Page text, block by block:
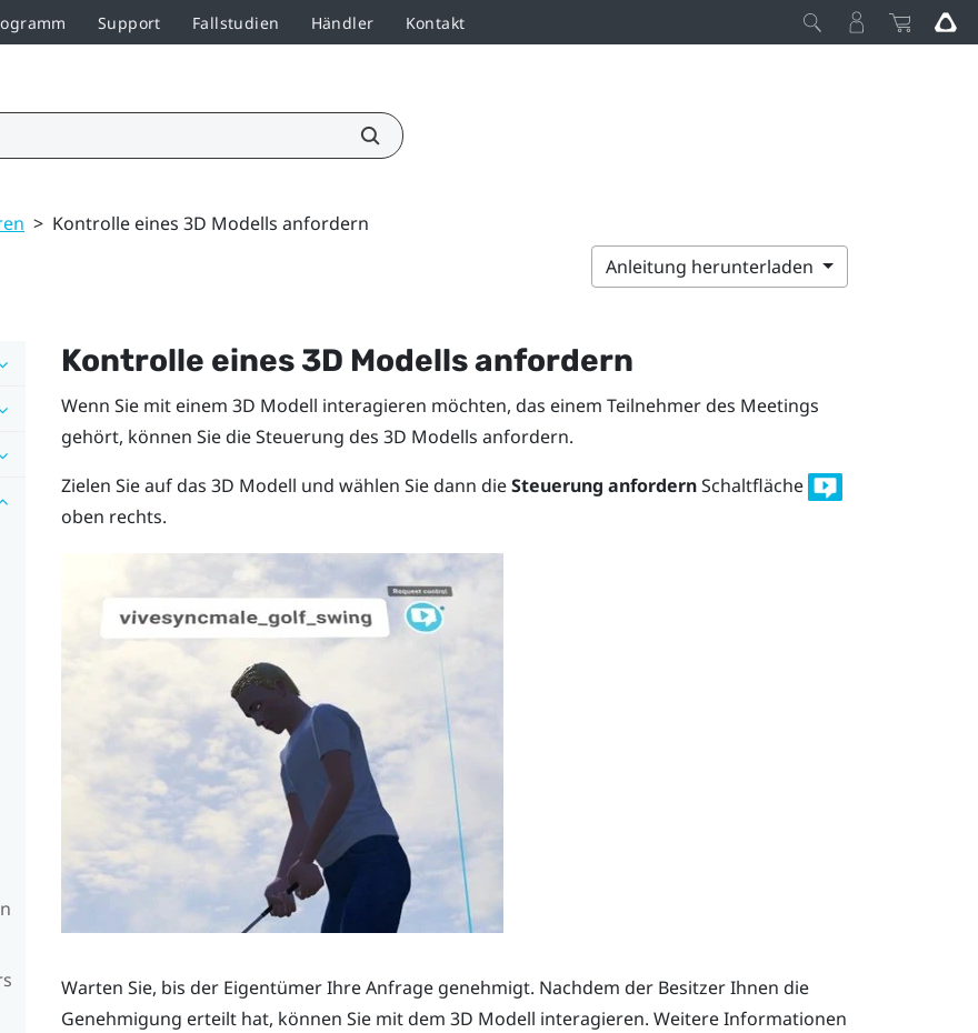
Support Fallstudien Händler Kontakt
> Kontrolle eines 3D Modells anfordern
Anleitung herunterladen
Kontrolle eines 3D Modells anfordern
Wenn Sie mit einem 3D Modell interagieren möchten, das einem Teilnehmer des Meetings
gehört, können Sie die Steuerung des 3D Modells anfordern.
Zielen Sie auf das 3D Modell und wählen Sie dann dieSteuerung anfordernSchaltfläche
oben rechts.
Warten Sie, bis der Eigentümer Ihre Anfrage genehmigt. Nachdem der Besitzer Ihnen die
Genehmigung erteilt hat, können Sie mit dem 3D Modell interagieren. Weitere Informationen